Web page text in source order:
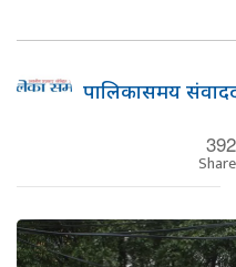
पालिकासमय
392